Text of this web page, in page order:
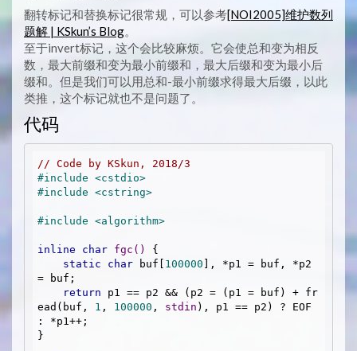
翻转标记和替换标记很常规，可以参考[NOI2005]维护数列
题解 | KSkun’s Blog。
至于invert标记，这个会比较麻烦。它会使总和变为相反
数，最大前缀和变为最小前缀和，最大后缀和变为最小后
缀和。但是我们可以用总和-最小前缀求得最大后缀，以此
类推，这个标记就也不是问题了。
代码
// Code by KSkun, 2018/3
#include <cstdio>
#include <cstring>
#include <algorithm>
inline char fgc ()
{
static
char buf[ 100000 ], *p1 = buf, *p2
= buf;
return p1 == p2 && (p2 = (p1 = buf) + fr
ead(buf, 1 , 100000 , stdin ), p1 == p2) ? EOF
: *p1++;
}